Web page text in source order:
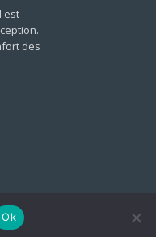
est
des
Ok